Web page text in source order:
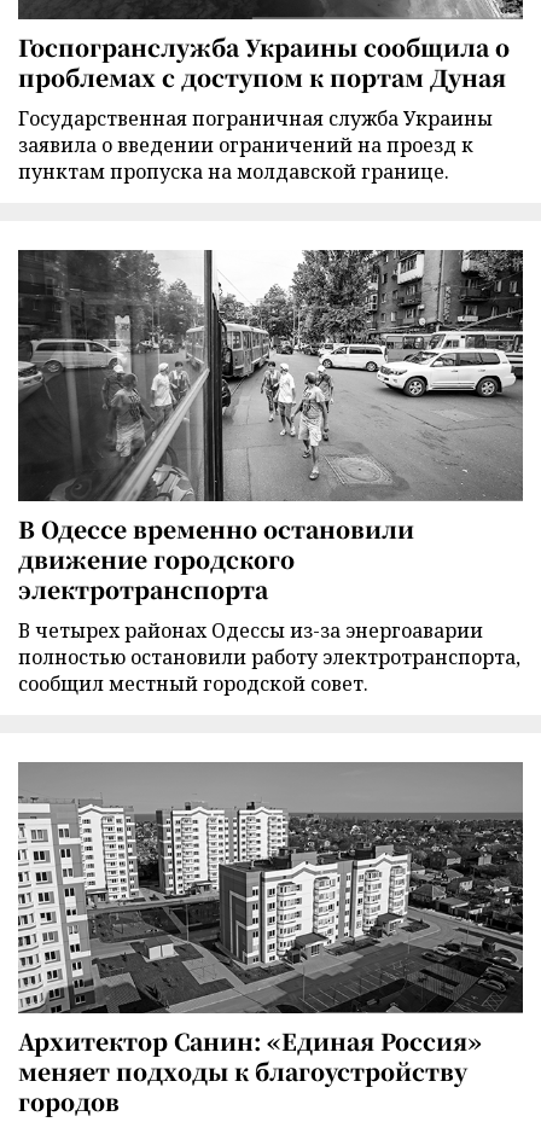
Госпогранслужба Украины сообщила о
проблемах с доступом к портам Дуная
Государственная пограничная служба Украины
заявила о введении ограничений на проезд к
пунктам пропуска на молдавской границе.
В Одессе временно остановили
движение городского
электротранспорта
В четырех районах Одессы из-за энергоаварии
полностью остановили работу электротранспорта,
сообщил местный городской совет.
Архитектор Санин: «Единая Россия»
меняет подходы к благоустройству
городов